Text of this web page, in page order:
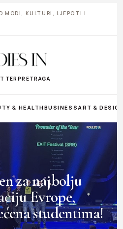
MODI, KULTURI, LJEPOTI I
PRETRAGA
& HEALTHBUSINESS ART &
za najbolju
Evrope,
studentima!